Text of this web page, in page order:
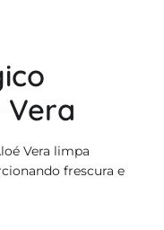
Vera limpa
frescura e